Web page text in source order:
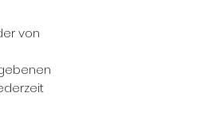
von